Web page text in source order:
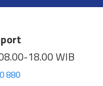
18.00 WIB
880